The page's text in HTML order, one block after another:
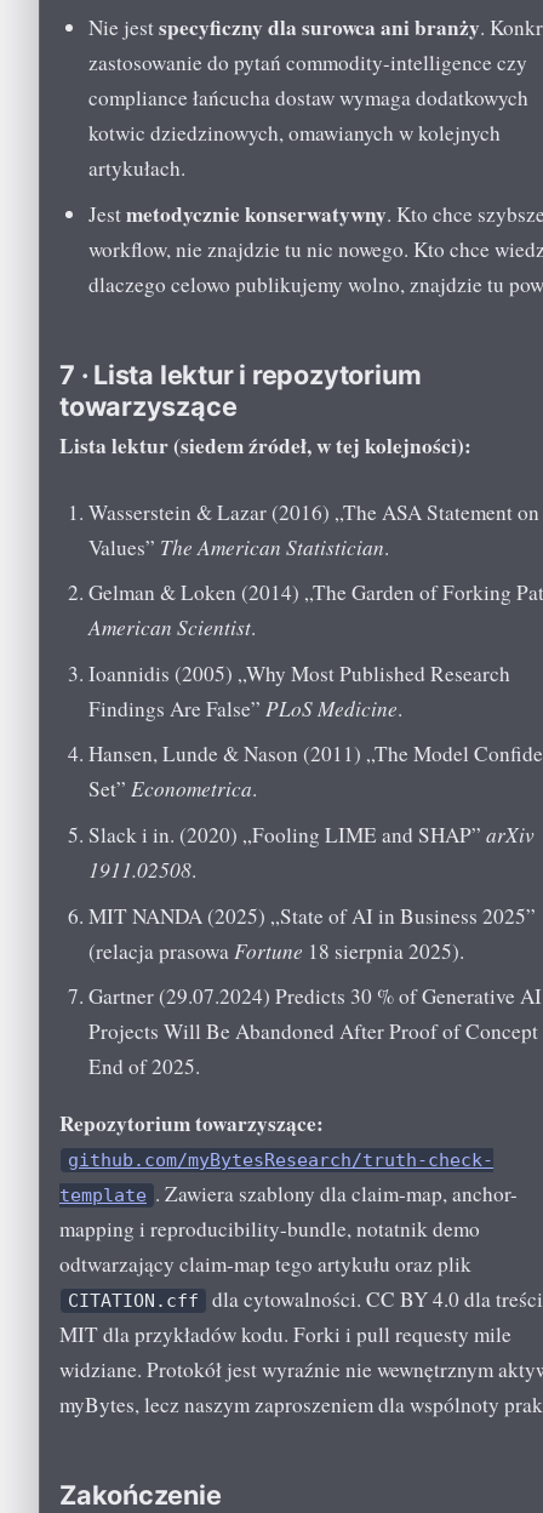
Nie jestspecyficzny dla surowca ani branży.
zastosowanie do pytań commodity-intelligence czy
compliance łańcucha dostaw wymaga dodatkowych
kotwic dziedzinowych, omawianych w kolejnych
artykułach.
Jestmetodycznie konserwatywny. Kto chce
workflow, nie znajdzie tu nic nowego. Kto chce
dlaczego celowo publikujemy wolno, znajdzie tu
7 · Lista lektur i repozytorium
towarzyszące
Lista lektur (siedem źródeł, w tej kolejności):
Wasserstein & Lazar (2016) „The ASA Statement
Values” The American Statistician.
Gelman & Loken (2014) „The Garden of Forking
American Scientist.
Ioannidis (2005) „Why Most Published Research
Findings Are False”PLoS Medicine.
Hansen, Lunde & Nason (2011) „The Model
Set”Econometrica.
Slack i in. (2020) „Fooling LIME and SHAP”arXiv
1911.02508.
MIT NANDA (2025) „State of AI in Business 2025”
(relacja prasowaFortune 18 sierpnia 2025).
Gartner (29.07.2024) Predicts 30 % of Generative AI
Projects Will Be Abandoned After Proof of Concept
End of 2025.
Repozytorium towarzyszące:
github.com/myBytesResearch/truth-check-
template . Zawiera szablony dla claim-map, anchor-
mapping i reproducibility-bundle, notatnik demo
odtwarzający claim-map tego artykułu oraz plik
CITATION.cff
dla cytowalności. CC BY 4.0 dla
MIT dla przykładów kodu. Forki i pull requesty mile
widziane. Protokół jest wyraźnie nie wewnętrznym
myBytes, lecz naszym zaproszeniem dla wspólnoty
Zakończenie